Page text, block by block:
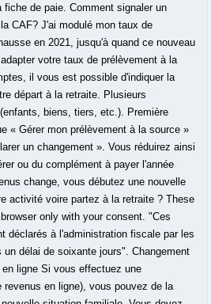
de paie. Comment signaler un
CAF? J'ai modulé mon taux de
en 2021, jusqu'à quand ce nouveau
votre taux de prélèvement à la
il vous est possible d'indiquer la
départ à la retraite. Plusieurs
biens, tiers, etc.). Première
« Gérer mon prélèvement à la source »
un changement ». Vous réduirez ainsi
ou du complément à payer l'année
change, vous débutez une nouvelle
activité voire partez à la retraite ? These
only with your consent. "Ces
déclarés à l'administration fiscale par les
délai de soixante jours". Changement
ligne Si vous effectuez une
revenus en ligne), vous pouvez de la